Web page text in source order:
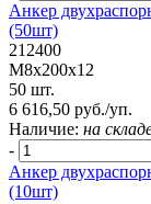
Анкер
(50шт)
212400
М8х200х12
50 шт.
6 616,50 руб./уп.
Наличие: на
-
Анкер
(10шт)